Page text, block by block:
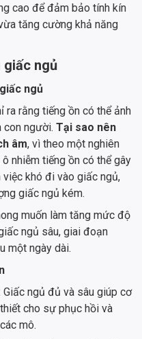
cao để đảm bảo tính kín
tăng cường khả năng
giấc ngủ
ngủ
ra rằng tiếng ồn có thể ảnh
con người. Tại sao nên
âm, vì theo một nghiên
nhiễm tiếng ồn có thể gây
khó đi vào giấc ngủ,
giấc ngủ kém.
muốn làm tăng mức độ
ngủ sâu, giai đoạn
một ngày dài.
ngủ đủ và sâu giúp cơ
cho sự phục hồi và
mô.